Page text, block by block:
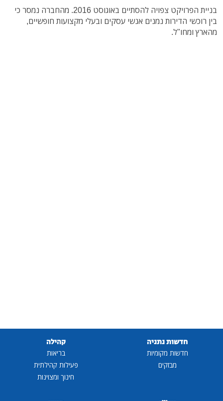
בניית הפרויקט צפויה להסתיים באוגוסט 2016. מהחברה נמסר כי
בין רוכשי הדירות נמנים אנשי עסקים ובעלי מקצועות חופשיים,
מהארץ ומחו"ל.
חדשות נתניה
חדשות מקומיות
מבזקים
קהילה
בריאות
פעילות קהילתית
חינוך ומצוינות